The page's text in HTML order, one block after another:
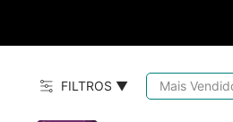
FILTROS ▼